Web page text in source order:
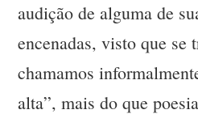
audição de alguma de
encenadas, visto que se
chamamos
alta”, mais do que